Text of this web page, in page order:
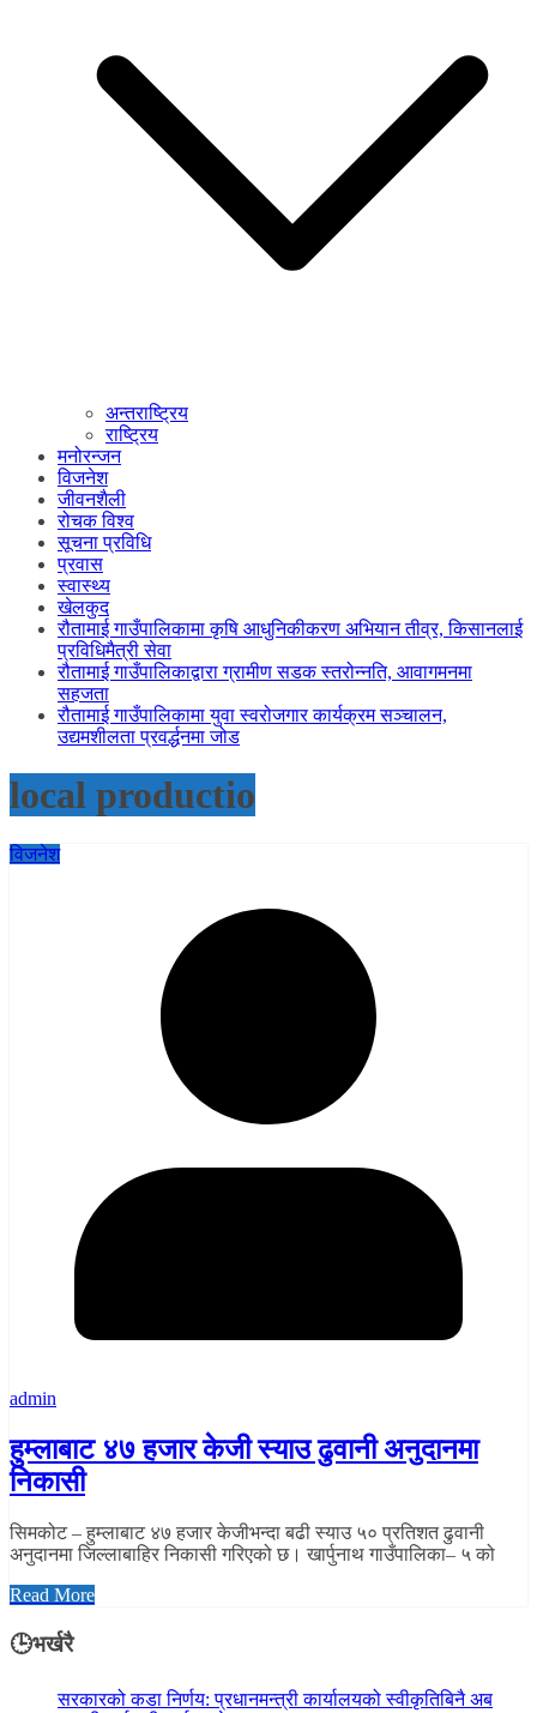
अन्तराष्ट्रिय
राष्ट्रिय
मनोरन्जन
विजनेश
जीवनशैली
रोचक विश्व
सूचना प्रविधि
प्रवास
स्वास्थ्य
खेलकुद
रौतामाई गाउँपालिकामा कृषि आधुनिकीकरण अभियान तीव्र, किसानलाई
प्रविधिमैत्री सेवा
रौतामाई गाउँपालिकाद्वारा ग्रामीण सडक स्तरोन्नति, आवागमनमा
सहजता
रौतामाई गाउँपालिकामा युवा स्वरोजगार कार्यक्रम सञ्चालन,
उद्यमशीलता प्रवर्द्धनमा जोड
local productio
विजनेश
admin
हुम्लाबाट ४७ हजार केजी स्याउ ढुवानी अनुदानमा
निकासी
सिमकोट – हुम्लाबाट ४७ हजार केजीभन्दा बढी स्याउ ५० प्रतिशत ढुवानी
अनुदानमा जिल्लाबाहिर निकासी गरिएको छ। खार्पुनाथ गाउँपालिका– ५ को
Read More
🕒भर्खरै
सरकारको कडा निर्णय: प्रधानमन्त्री कार्यालयको स्वीकृतिबिनै अब